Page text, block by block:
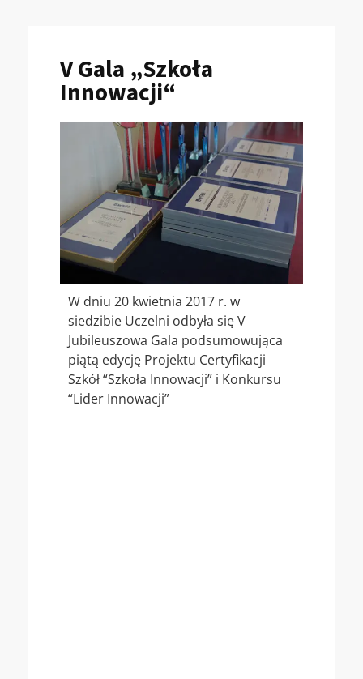
V Gala „Szkoła
Innowacji“
W dniu 20 kwietnia 2017 r. w
siedzibie Uczelni odbyła się V
Jubileuszowa Gala podsumowująca
piątą edycję Projektu Certyfikacji
Szkół “Szkoła Innowacji” i Konkursu
“Lider Innowacji”